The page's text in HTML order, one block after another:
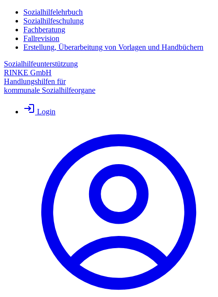
Sozialhilfelehrbuch
Sozialhilfeschulung
Fachberatung
Fallrevision
Erstellung, Überarbeitung von Vorlagen und Handbüchern
Sozialhilfeunterstützung
RINKE GmbH
Handlungshilfen für
kommunale Sozialhilfeorgane
Login